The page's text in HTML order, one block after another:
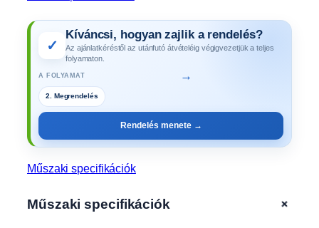
ó
á
r
z
✓
Kíváncsi, hogyan zajlik a rendelés?
Az ajánlatkéréstől az utánfutó átvételéig végigvezetjük a teljes
folyamaton.
A FOLYAMAT →
Rendelés menete →
Műszaki specifikációk
Műszaki specifikációk +